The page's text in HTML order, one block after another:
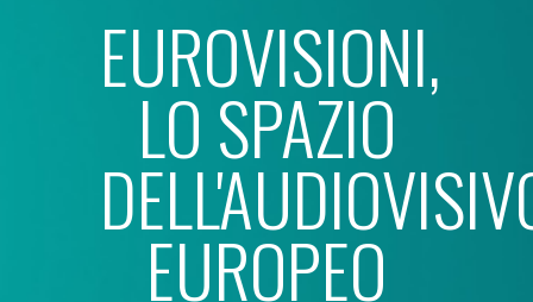
EUROVISIONI,
LO SPAZIO
EUROPEO